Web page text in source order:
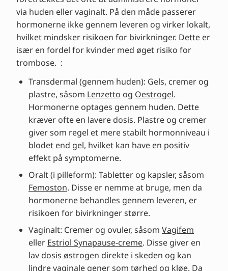
via huden eller vaginalt. På den måde passerer
hormonerne ikke gennem leveren og virker lokalt,
hvilket mindsker risikoen for bivirkninger. Dette er
især en fordel for kvinder med øget risiko for
trombose. :
Transdermal (gennem huden): Gels, cremer og
plastre, såsom Lenzetto og Oestrogel.
Hormonerne optages gennem huden. Dette
kræver ofte en lavere dosis. Plastre og cremer
giver som regel et mere stabilt hormonniveau i
blodet end gel, hvilket kan have en positiv
effekt på symptomerne.
Oralt (i pilleform): Tabletter og kapsler, såsom
Femoston. Disse er nemme at bruge, men da
hormonerne behandles gennem leveren, er
risikoen for bivirkninger større.
Vaginalt: Cremer og ovuler, såsom Vagifem
eller Estriol Synapause-creme. Disse giver en
lav dosis østrogen direkte i skeden og kan
lindre vaginale gener som tørhed og kløe. Da